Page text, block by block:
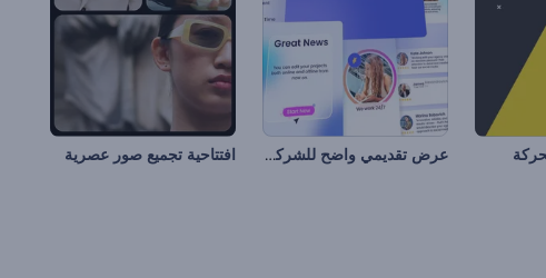
عرض تقديمي واضح للشركات افتتاحية تجميع صور عصرية